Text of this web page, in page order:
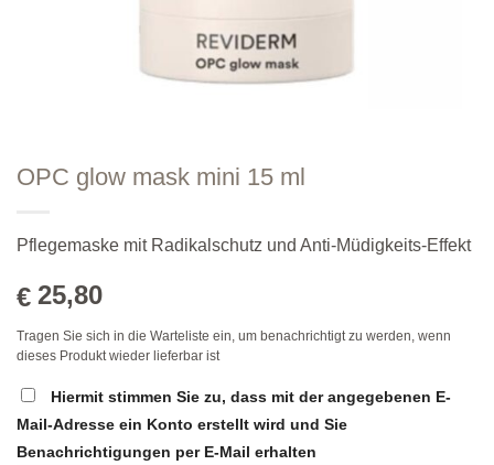
OPC glow mask mini 15 ml
Pflegemaske mit Radikalschutz und Anti-Müdigkeits-Effekt
€ 25,80
Tragen Sie sich in die Warteliste ein, um benachrichtigt zu werden, wenn
dieses Produkt wieder lieferbar ist
Hiermit stimmen Sie zu, dass mit der angegebenen E-
Mail-Adresse ein Konto erstellt wird und Sie
Benachrichtigungen per E-Mail erhalten